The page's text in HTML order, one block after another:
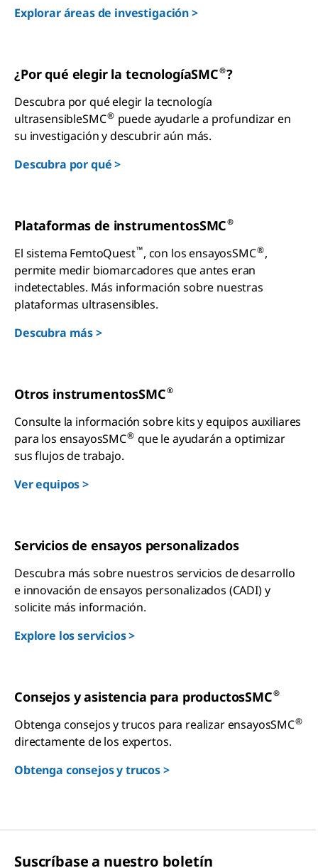
Explorar áreas de investigación >
¿Por qué elegir la tecnologíaSMC®?
Descubra por qué elegir la tecnología
ultrasensibleSMC® puede ayudarle a profundizar en
su investigación y descubrir aún más.
Descubra por qué >
Plataformas de instrumentosSMC®
El sistema FemtoQuest™, con los ensayosSMC®,
permite medir biomarcadores que antes eran
indetectables. Más información sobre nuestras
plataformas ultrasensibles.
Descubra más >
Otros instrumentosSMC®
Consulte la información sobre kits y equipos auxiliares
para los ensayosSMC® que le ayudarán a optimizar
sus flujos de trabajo.
Ver equipos >
Servicios de ensayos personalizados
Descubra más sobre nuestros servicios de desarrollo
e innovación de ensayos personalizados (CADI) y
solicite más información.
Explore los servicios >
Consejos y asistencia para productosSMC®
Obtenga consejos y trucos para realizar ensayosSMC®
directamente de los expertos.
Obtenga consejos y trucos >
Suscríbase a nuestro boletín